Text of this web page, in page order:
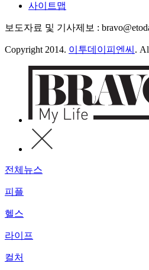
사이트맵
보도자료 및 기사제보 :
Copyright 2014. 이투데이피엔씨 .
전체뉴스
피플
헬스
라이프
컬처